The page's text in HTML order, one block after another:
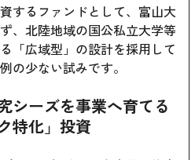
するファンドとして、富山大
、北陸地域の国公私立大学等
「広域型」の設計を採用して
の少ない試みです。
シーズを事業へ育てる
特化」投資